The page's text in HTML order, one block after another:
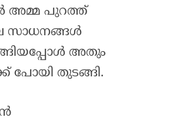
അമ്മ പുറത്ത്
സാധനങ്ങൾ
അതും
പോയി തുടങ്ങി.